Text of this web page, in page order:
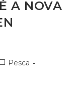
A NOVA
Pesca